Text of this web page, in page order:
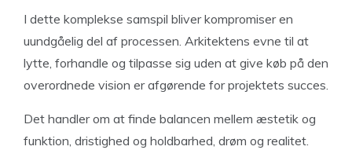
I dette komplekse samspil bliver kompromiser en
uundgåelig del af processen. Arkitektens evne til at
lytte, forhandle og tilpasse sig uden at give køb på den
overordnede vision er afgørende for projektets succes.
Det handler om at finde balancen mellem æstetik og
funktion, dristighed og holdbarhed, drøm og realitet.